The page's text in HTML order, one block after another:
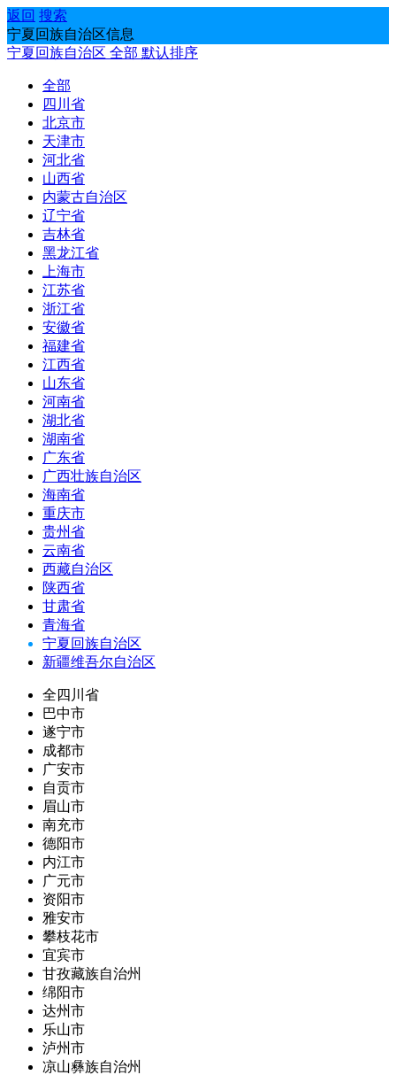
返回 搜索
宁夏回族自治区信息
宁夏回族自治区 全部 默认排序
全部
四川省
北京市
天津市
河北省
山西省
内蒙古自治区
辽宁省
吉林省
黑龙江省
上海市
江苏省
浙江省
安徽省
福建省
江西省
山东省
河南省
湖北省
湖南省
广东省
广西壮族自治区
海南省
重庆市
贵州省
云南省
西藏自治区
陕西省
甘肃省
青海省
宁夏回族自治区
新疆维吾尔自治区
全四川省
巴中市
遂宁市
成都市
广安市
自贡市
眉山市
南充市
德阳市
内江市
广元市
资阳市
雅安市
攀枝花市
宜宾市
甘孜藏族自治州
绵阳市
达州市
乐山市
泸州市
凉山彝族自治州